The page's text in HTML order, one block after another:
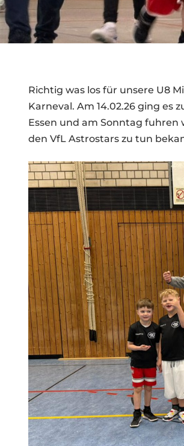
Richtig was los für unsere U8
Karneval. Am 14.02.26 ging es
Essen und am Sonntag
den VfL Astrostars zu tun